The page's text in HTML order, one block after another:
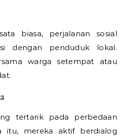
biasa, perjalanan sosial
dengan penduduk lokal.
warga setempat atau
tertarik pada perbedaan
itu, mereka aktif berdialog